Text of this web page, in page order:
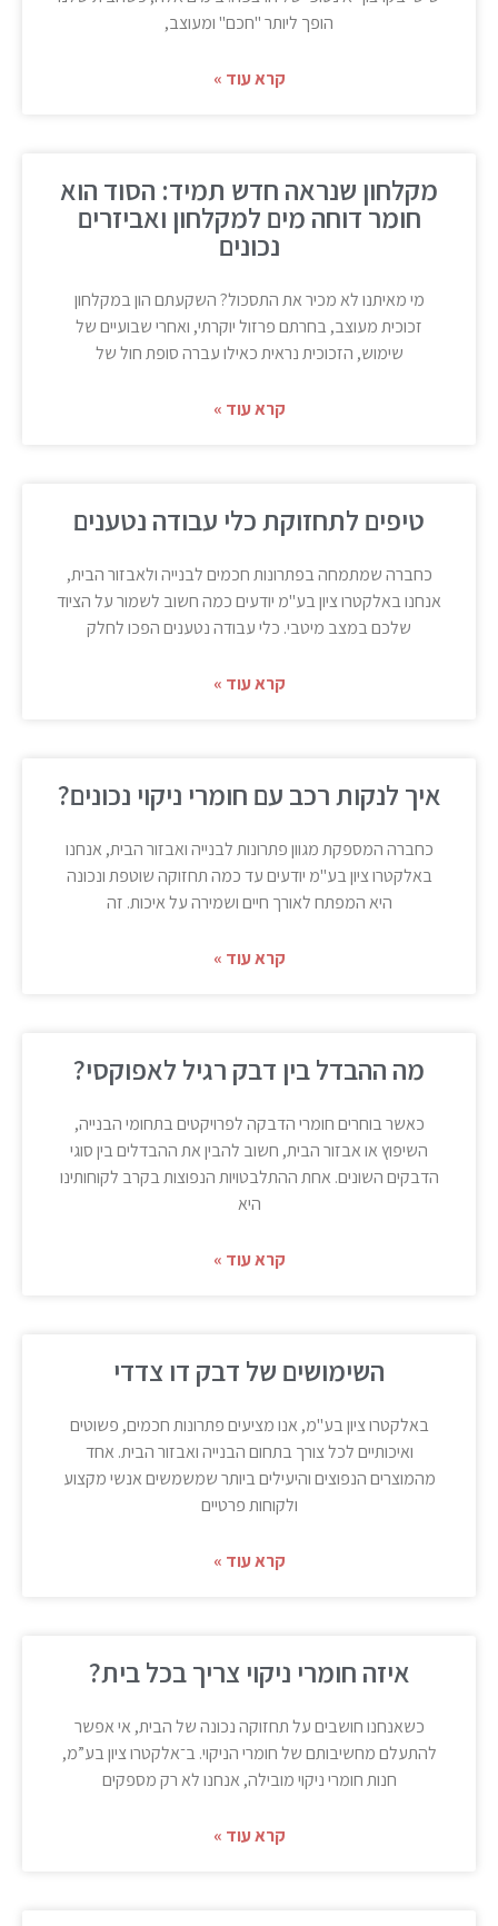
הופך ליותר "חכם" ומעוצב,
קרא עוד »
מקלחון שנראה חדש תמיד: הסוד הוא
חומר דוחה מים למקלחון ואביזרים
נכונים
מי מאיתנו לא מכיר את התסכול? השקעתם הון במקלחון
זכוכית מעוצב, בחרתם פרזול יוקרתי, ואחרי שבועיים של
שימוש, הזכוכית נראית כאילו עברה סופת חול של
קרא עוד »
טיפים לתחזוקת כלי עבודה נטענים
כחברה שמתמחה בפתרונות חכמים לבנייה ולאבזור הבית,
אנחנו באלקטרו ציון בע"מ יודעים כמה חשוב לשמור על הציוד
שלכם במצב מיטבי. כלי עבודה נטענים הפכו לחלק
קרא עוד »
איך לנקות רכב עם חומרי ניקוי נכונים?
כחברה המספקת מגוון פתרונות לבנייה ואבזור הבית, אנחנו
באלקטרו ציון בע"מ יודעים עד כמה תחזוקה שוטפת ונכונה
היא המפתח לאורך חיים ושמירה על איכות. זה
קרא עוד »
מה ההבדל בין דבק רגיל לאפוקסי?
כאשר בוחרים חומרי הדבקה לפרויקטים בתחומי הבנייה,
השיפוץ או אבזור הבית, חשוב להבין את ההבדלים בין סוגי
הדבקים השונים. אחת ההתלבטויות הנפוצות בקרב לקוחותינו
היא
קרא עוד »
השימושים של דבק דו צדדי
באלקטרו ציון בע"מ, אנו מציעים פתרונות חכמים, פשוטים
ואיכותיים לכל צורך בתחום הבנייה ואבזור הבית. אחד
מהמוצרים הנפוצים והיעילים ביותר שמשמשים אנשי מקצוע
ולקוחות פרטיים
קרא עוד »
איזה חומרי ניקוי צריך בכל בית?
כשאנחנו חושבים על תחזוקה נכונה של הבית, אי אפשר
להתעלם מחשיבותם של חומרי הניקוי. ב־אלקטרו ציון בע”מ,
חנות חומרי ניקוי מובילה, אנחנו לא רק מספקים
קרא עוד »